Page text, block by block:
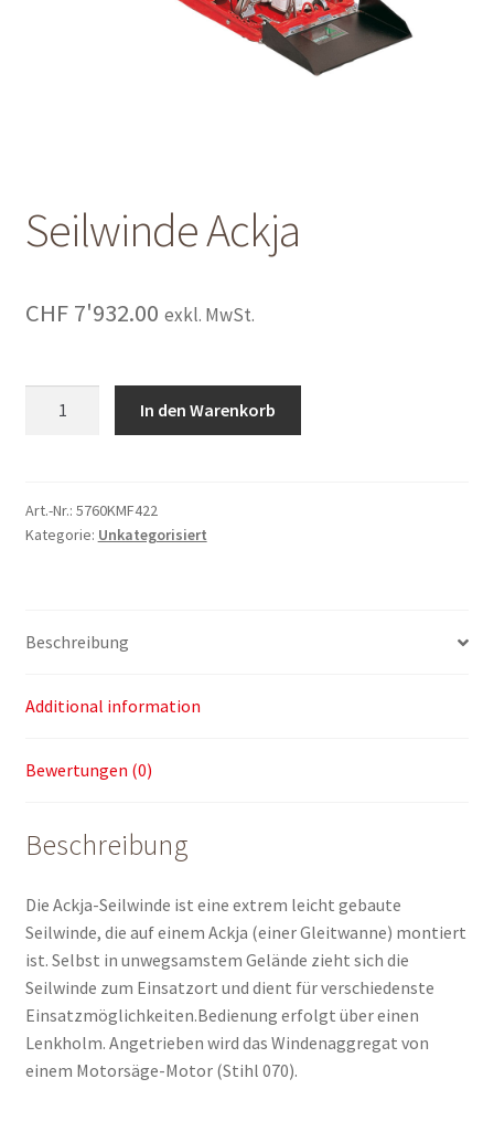
Warenkorb
Seilwinde Ackja
CHF7'932.00 exkl. MwSt.
In den Warenkorb
Art.-Nr.: 5760KMF422
Kategorie: Unkategorisiert
Beschreibung
Additional information
Bewertungen (0)
Beschreibung
Die Ackja-Seilwinde ist eine extrem leicht gebaute
Seilwinde, die auf einem Ackja (einer Gleitwanne) montiert
ist. Selbst in unwegsamstem Gelände zieht sich die
Seilwinde zum Einsatzort und dient für verschiedenste
Einsatzmöglichkeiten.Bedienung erfolgt über einen
Lenkholm. Angetrieben wird das Windenaggregat von
einem Motorsäge-Motor (Stihl 070).